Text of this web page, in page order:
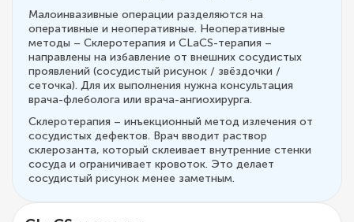
Малоинвазивные операции разделяются на
оперативные и неоперативные. Неоперативные
методы – Склеротерапия и CLaCS-терапия –
направлены на избавление от внешних сосудистых
проявлений (сосудистый рисунок / звёздочки /
сеточка). Для их выполнения нужна консультация
врача-флеболога или врача-ангиохирурга.
Склеротерапия – инъекционный метод излечения от
сосудистых дефектов. Врач вводит раствор
склерозанта, который склеивает внутренние стенки
сосуда и ограничивает кровоток. Это делает
сосудистый рисунок менее заметным.